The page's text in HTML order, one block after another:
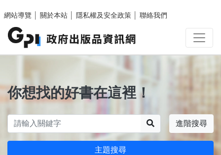
網站導覽
關於本站 隱私權及安全政策 聯絡我們
你想找的好書在這裡！
進階搜尋
主題搜尋